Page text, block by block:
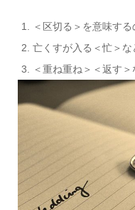
＜区切る＞を意味する
亡くすが入る＜忙＞な
＜重ね重ね＞＜返す